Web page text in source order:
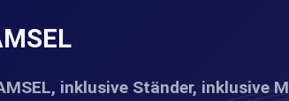
inklusive Ständer, inklusive